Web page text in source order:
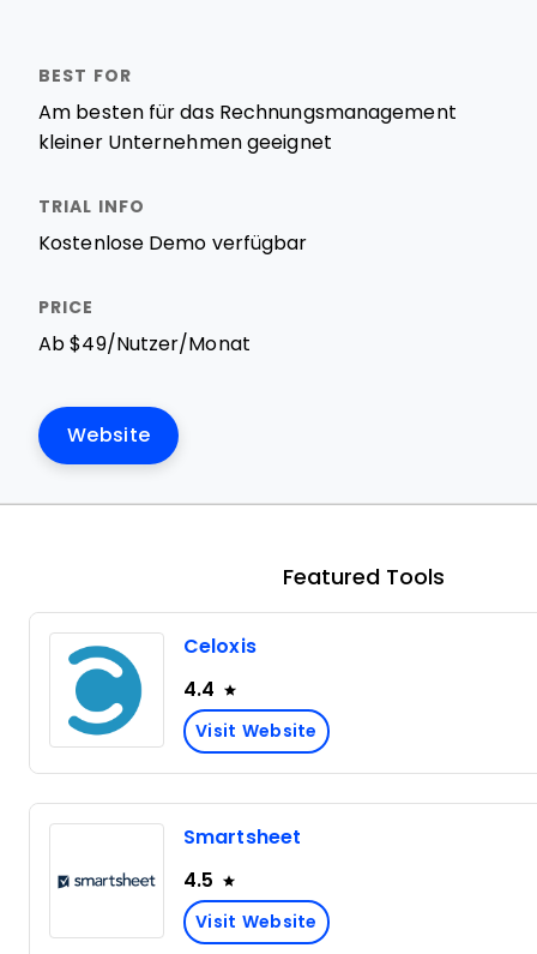
Am besten für das Rechnungsmanagement
kleiner Unternehmen geeignet
Kostenlose Demo verfügbar
Ab $49/Nutzer/Monat
Website
Featured Tools
Celoxis
4.4
Visit Website
Smartsheet
4.5
Visit Website